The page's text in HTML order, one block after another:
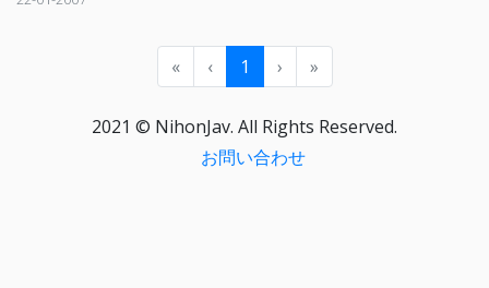
« ‹ 1 › »
2021 © NihonJav. All Rights Reserved.
お問い合わせ